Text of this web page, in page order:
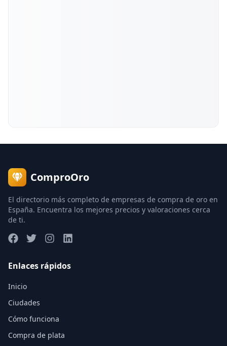
ComproOro
El directorio más completo de empresas de compra de oro en
España. Encuentra los mejores precios y valoraciones cerca
de ti.
Enlaces rápidos
Inicio
Ciudades
Cómo funciona
Compra de plata